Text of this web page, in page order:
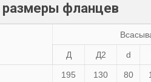
фланцев
Д Д2 d
195 130 80